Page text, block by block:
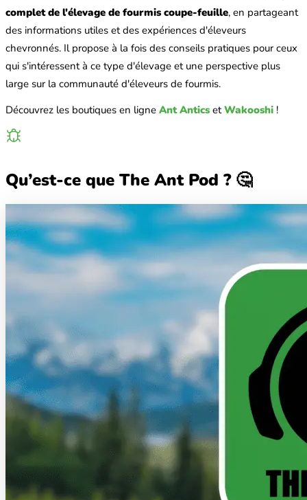
complet de l'élevage de fourmis coupe-feuille, en partageant
des informations utiles et des expériences d'éleveurs
chevronnés. Il propose à la fois des conseils pratiques pour ceux
qui s'intéressent à ce type d'élevage et une perspective plus
large sur la communauté d'éleveurs de fourmis.
Découvrez les boutiques en ligne Ant Antics etWakooshi !
Qu’est-ce que The Ant Pod ? 🤔